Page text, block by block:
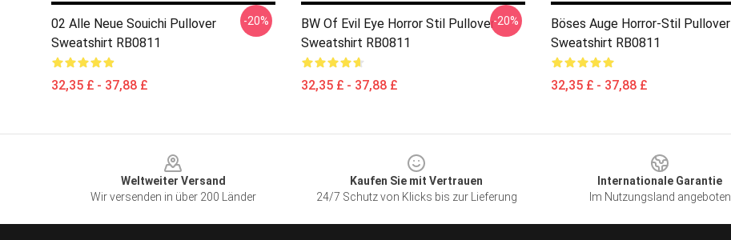
02 Alle Neue Souichi Pullover
Sweatshirt RB0811
32,35 £ - 37,88 £
-20%
BW Of Evil Eye Horror Stil Pullover
Sweatshirt RB0811
32,35 £ - 37,88 £
-20%
Böses Auge Horror-Stil Pullover
Sweatshirt RB0811
32,35 £ - 37,88 £
Weltweiter Versand
Wir versenden in über 200 Länder
Kaufen Sie mit Vertrauen
24/7 Schutz von Klicks bis zur Lieferung
Internationale Garantie
Im Nutzungsland angeboten